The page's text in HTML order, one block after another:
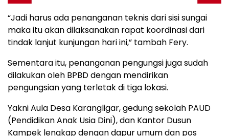
“Jadi harus ada penanganan teknis dari sisi sungai
maka itu akan dilaksanakan rapat koordinasi dari
tindak lanjut kunjungan hari ini,” tambah Fery.
Sementara itu, penanganan pengungsi juga sudah
dilakukan oleh BPBD dengan mendirikan
pengungsian yang terletak di tiga lokasi.
Yakni Aula Desa Karangligar, gedung sekolah PAUD
(Pendidikan Anak Usia Dini), dan Kantor Dusun
Kampek lengkap dengan dapur umum dan pos